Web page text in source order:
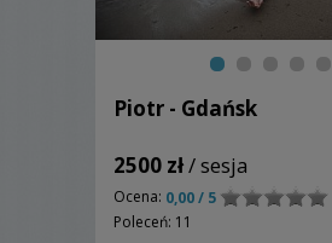
Piotr - Gdańsk
2500 zł/ sesja
Ocena: 0,00 / 5
Poleceń: 11